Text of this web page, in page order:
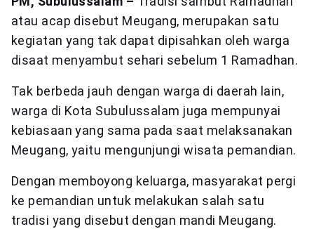
atau acap disebut Meugang, merupakan satu
kegiatan yang tak dapat dipisahkan oleh warga
disaat menyambut sehari sebelum 1 Ramadhan.
Tak berbeda jauh dengan warga di daerah lain,
warga di Kota Subulussalam juga mempunyai
kebiasaan yang sama pada saat melaksanakan
Meugang, yaitu mengunjungi wisata pemandian.
Dengan memboyong keluarga, masyarakat pergi
ke pemandian untuk melakukan salah satu
tradisi yang disebut dengan mandi Meugang.